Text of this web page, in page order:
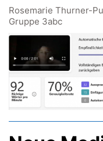
Rosemarie Thurner-
Gruppe 3abc